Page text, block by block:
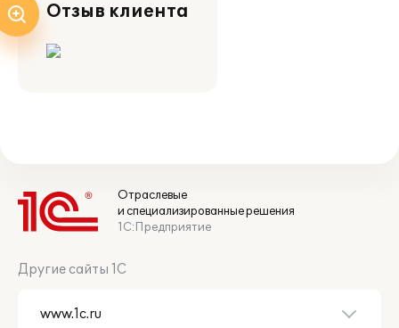
Отзыв клиента
Отраслевые
и специализированные решения
1С:Предприятие
Другие сайты 1С